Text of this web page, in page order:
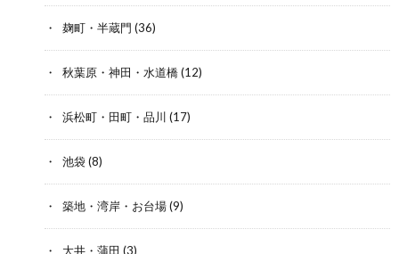
麹町・半蔵門 (36)
秋葉原・神田・水道橋(12)
浜松町・田町・品川 (17)
池袋(8)
築地・湾岸・お台場(9)
大井・蒲田 (3)